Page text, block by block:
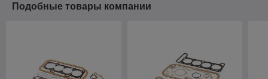
Подобные товары компании